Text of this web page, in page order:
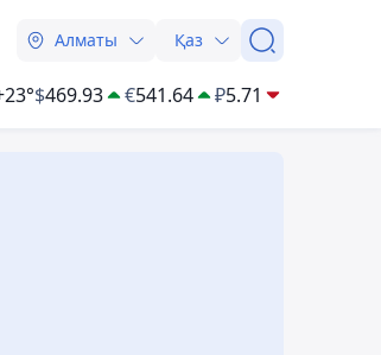
Алматы Қаз
$469.93 €541.64 ₽5.71